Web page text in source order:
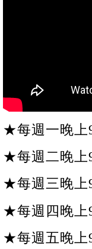
★每週一晚上
★每週二晚上
★每週三晚上
★每週四晚上
★每週五晚上